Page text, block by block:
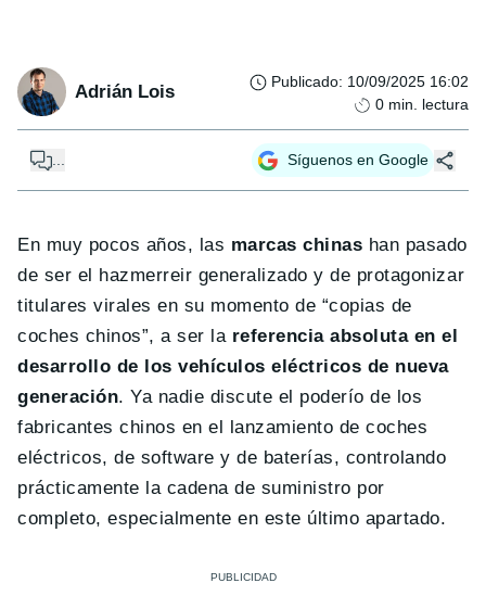
Adrián Lois Publicado: 10/09/2025 16:02
0 min. lectura
... Síguenos en Google
En muy pocos años, las marcas chinas han pasado
de ser el hazmerreir generalizado y de protagonizar
titulares virales en su momento de “copias de
coches chinos”, a ser la referencia absoluta en el
desarrollo de los vehículos eléctricos de nueva
generación. Ya nadie discute el poderío de los
fabricantes chinos en el lanzamiento de coches
eléctricos, de software y de baterías, controlando
prácticamente la cadena de suministro por
completo, especialmente en este último apartado.